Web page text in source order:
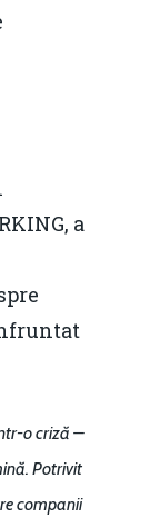
a
o criză –
Potrivit
companii